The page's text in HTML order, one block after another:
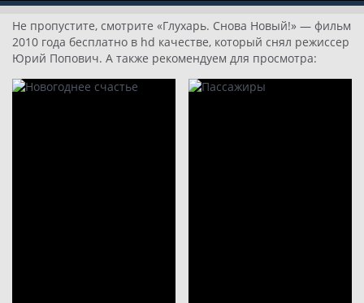
Не пропустите, смотрите «Глухарь. Снова Новый!» — фильм
2010 года бесплатно в hd качестве, который снял режиссер
Юрий Попович. А также рекомендуем для просмотра: